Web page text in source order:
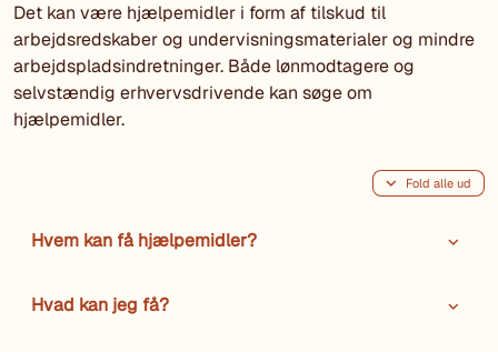
Det kan være hjælpemidler i form af tilskud til
arbejdsredskaber og undervisningsmaterialer og mindre
arbejdspladsindretninger. Både lønmodtagere og
selvstændig erhvervsdrivende kan søge om
hjælpemidler.
Fold alle ud
Hvem kan få hjælpemidler?
Hvad kan jeg få?